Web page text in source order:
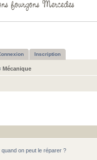
Inscription
Mécanique
on peut le réparer ?